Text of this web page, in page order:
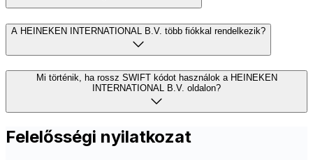
A HEINEKEN INTERNATIONAL B.V. több fiókkal rendelkezik?
Mi történik, ha rossz SWIFT kódot használok a HEINEKEN
INTERNATIONAL B.V. oldalon?
Felelősségi nyilatkozat